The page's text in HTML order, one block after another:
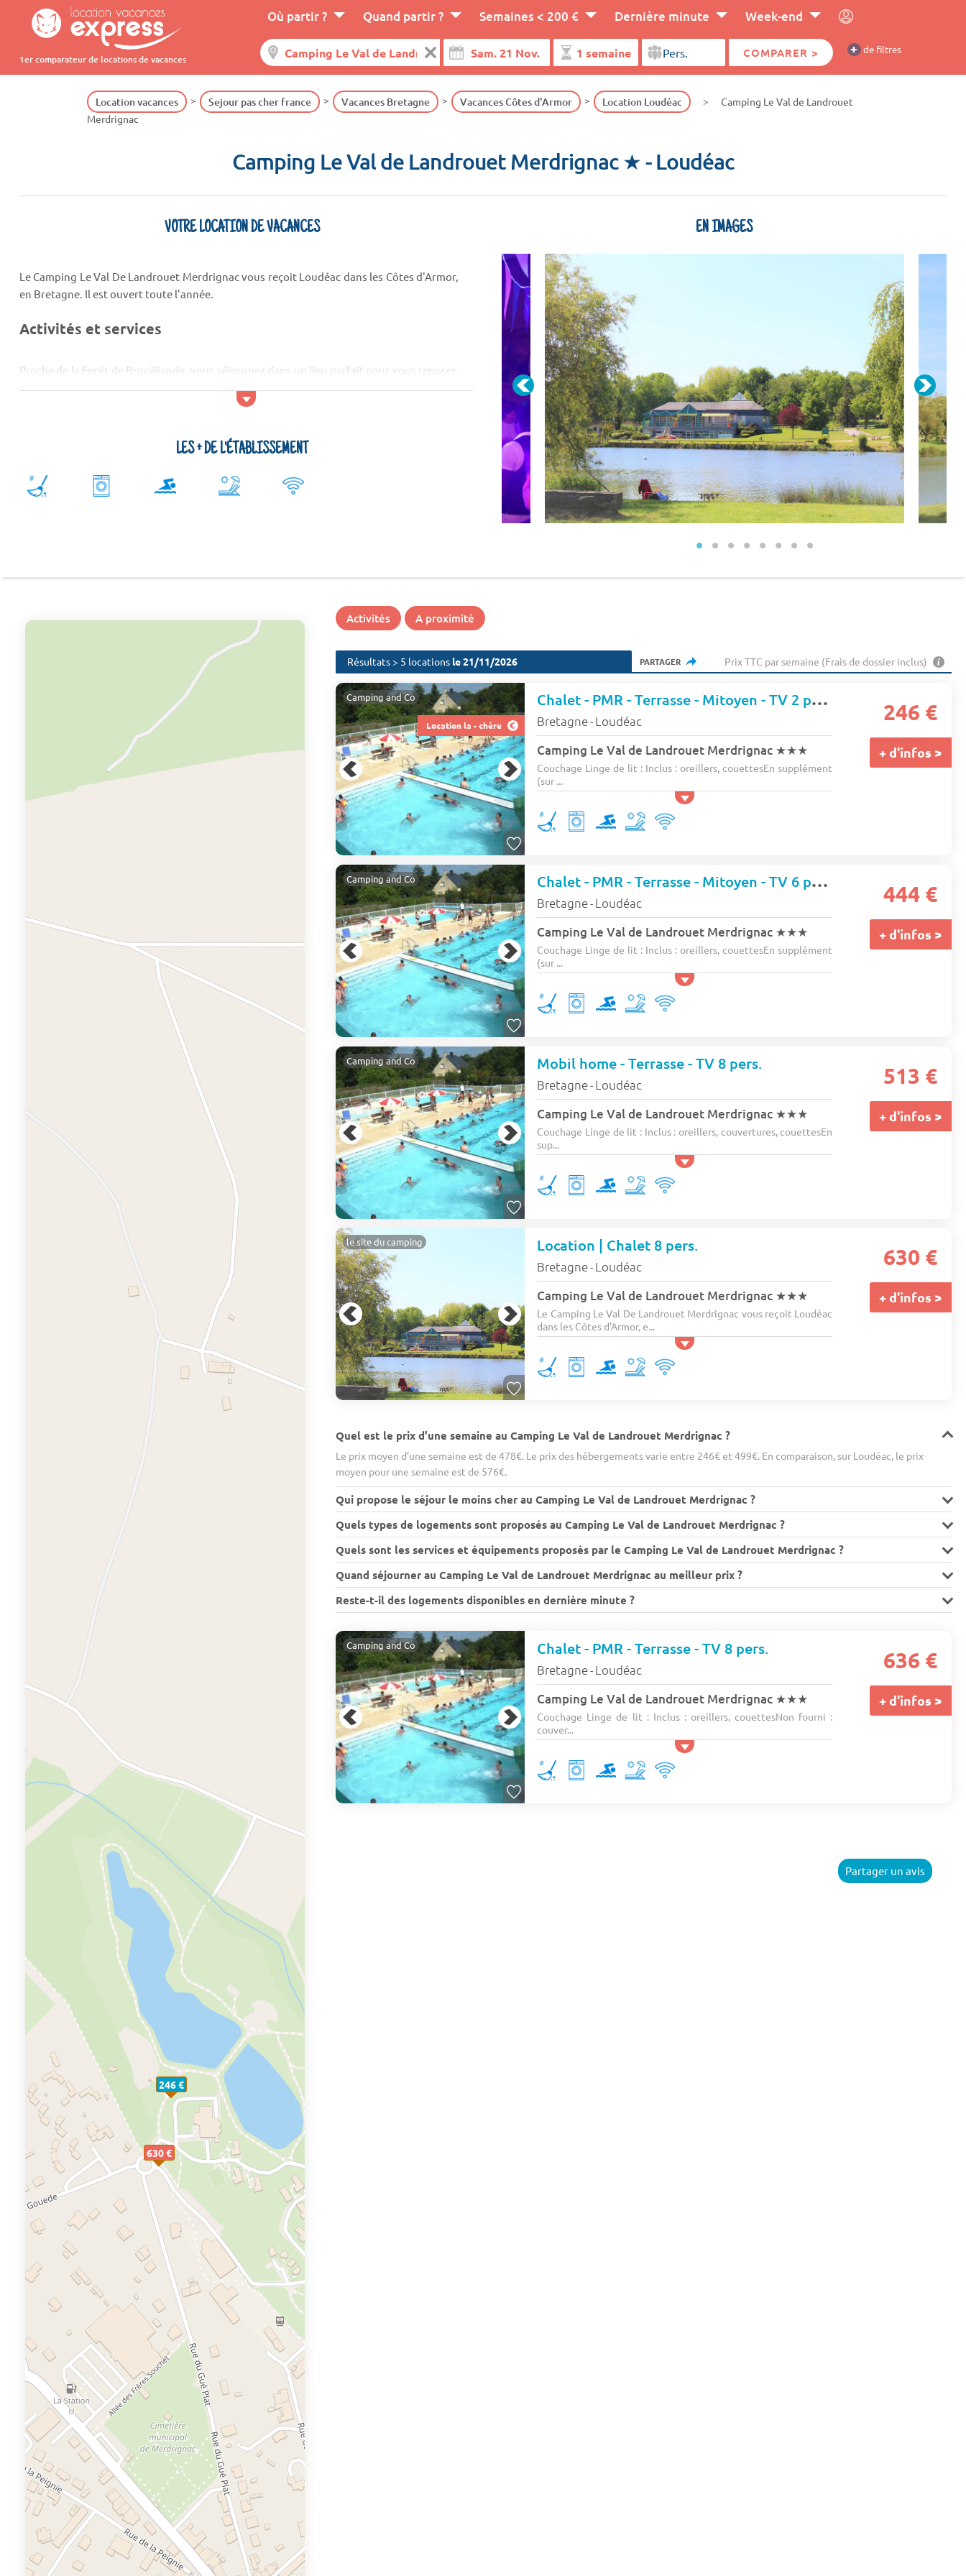
1er comparateur de locations de vacances
Où partir ? Quand partir ? Semaines < 200 € Dernière minute Week-end
COMPARER > + de filtres
Location vacances Sejour pas cher france Vacances Bretagne Vacances Côtes d'Armor Location Loudéac
Camping Le Val de Landrouet
Merdrignac
Camping Le Val de Landrouet Merdrignac ★- Loudéac
VOTRE LOCATION DE VACANCES
Le Camping Le Val De Landrouet Merdrignac vous reçoit Loudéac dans les Côtes d'Armor,
en Bretagne. Il est ouvert toute l'année.
Activités et services
Proche de la Forét de Brocéliande, vous séjournez dans un lieu parfait pour vous reposer.
Kayak, paddle, tir à l’arc, catamaran, réveil musculaire, marche nordique, tournois
sportifs… sont des activités que vous pouvez faire dans les alentours. A...
LES + DE L'ÉTABLISSEMENT
EN IMAGES
246 €
630 €
Activités A proximité
Résultats > 5 locations le 21/11/2026 PARTAGER Prix TTC par semaine (Frais de dossier inclus)
Location la - chère
Camping and Co Chalet - PMR - Terrasse - Mitoyen - TV 2 pers.
Bretagne- Loudéac
Camping Le Val de Landrouet Merdrignac ★★★
Couchage Linge de lit : Inclus : oreillers, couettesEn supplément
(sur ...
246 €
+ d'infos >
Camping and Co Chalet - PMR - Terrasse - Mitoyen - TV 6 pers.
Bretagne- Loudéac
Camping Le Val de Landrouet Merdrignac ★★★
Couchage Linge de lit : Inclus : oreillers, couettesEn supplément
(sur ...
444 €
+ d'infos >
Camping and Co Mobil home - Terrasse - TV 8 pers.
Bretagne- Loudéac
Camping Le Val de Landrouet Merdrignac ★★★
Couchage Linge de lit : Inclus : oreillers, couvertures, couettesEn
sup...
513 €
+ d'infos >
le site du camping Location | Chalet 8 pers.
Bretagne- Loudéac
Camping Le Val de Landrouet Merdrignac ★★★
Le Camping Le Val De Landrouet Merdrignac vous reçoit Loudéac
dans les Côtes d'Armor, e...
630 €
+ d'infos >
Quel est le prix d’une semaine au Camping Le Val de Landrouet Merdrignac ?
Le prix moyen d’une semaine est de 478€. Le prix des hébergements varie entre 246€ et 499€. En comparaison, sur Loudéac, le prix
moyen pour une semaine est de 576€.
Qui propose le séjour le moins cher au Camping Le Val de Landrouet Merdrignac ?
Quels types de logements sont proposés au Camping Le Val de Landrouet Merdrignac ?
Quels sont les services et équipements proposés par le Camping Le Val de Landrouet Merdrignac ?
Quand séjourner au Camping Le Val de Landrouet Merdrignac au meilleur prix ?
Reste-t-il des logements disponibles en dernière minute ?
Camping and Co Chalet - PMR - Terrasse - TV 8 pers.
Bretagne- Loudéac
Camping Le Val de Landrouet Merdrignac ★★★
Couchage Linge de lit : Inclus : oreillers, couettesNon fourni :
couver...
636 €
+ d'infos >
Partager un avis